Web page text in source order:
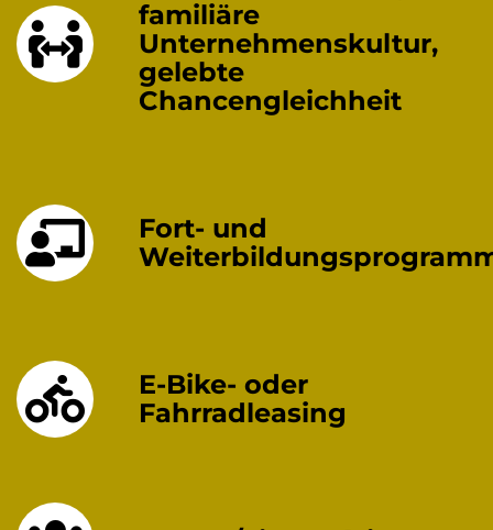
familiäre
Unternehmenskultur,
gelebte
Chancengleichheit
Fort- und
E-Bike- oder
Fahrradleasing